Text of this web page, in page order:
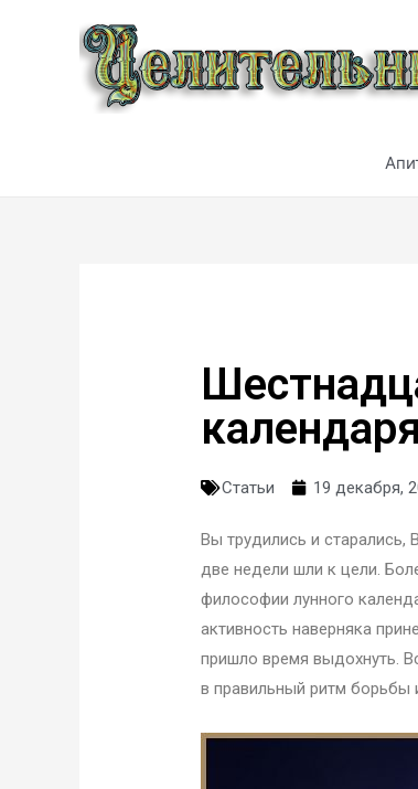
Статьи 19 декабря,
Вы трудились и старались,
две недели шли к цели.
философии лунного
активность наверняка
пришло время выдохнуть.
в правильный ритм борьбы